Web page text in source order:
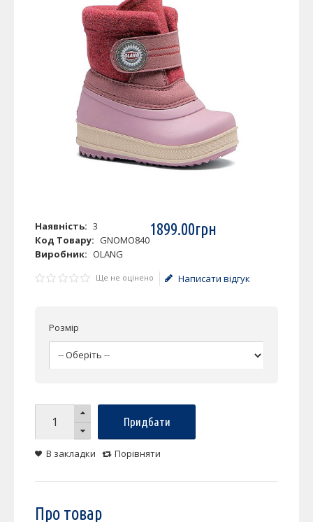
Наявність: 3
Код Товару: GNOMO840
Виробник: OLANG
1899.00грн
Ще не оцінено Написати відгук
Розмір
Придбати
В закладки Порівняти
Про товар